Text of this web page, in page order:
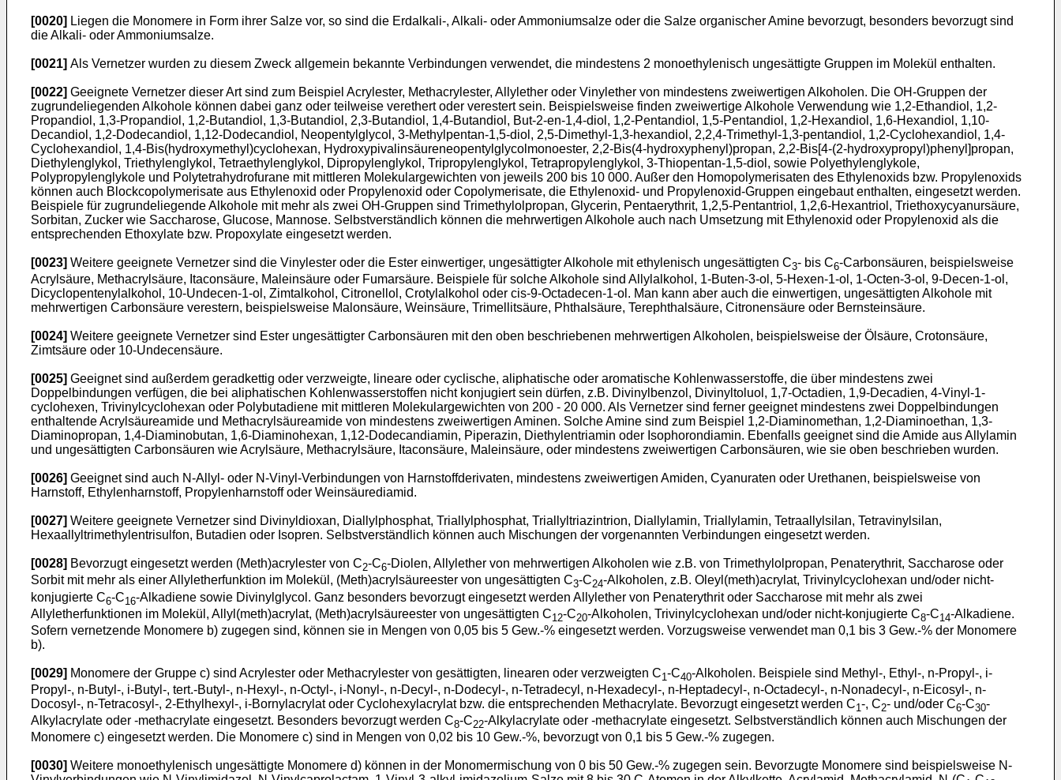
[0020] Liegen die Monomere in Form ihrer Salze vor, so sind die Erdalkali-, Alkali- oder Ammoniumsalze oder die Salze organischer Amine bevorzugt, besonders bevorzugt sind
die Alkali- oder Ammoniumsalze.
[0021] Als Vernetzer wurden zu diesem Zweck allgemein bekannte Verbindungen verwendet, die mindestens 2 monoethylenisch ungesättigte Gruppen im Molekül enthalten.
[0022] Geeignete Vernetzer dieser Art sind zum Beispiel Acrylester, Methacrylester, Allylether oder Vinylether von mindestens zweiwertigen Alkoholen. Die OH-Gruppen der
zugrundeliegenden Alkohole können dabei ganz oder teilweise verethert oder verestert sein. Beispielsweise finden zweiwertige Alkohole Verwendung wie 1,2-Ethandiol, 1,2-
Propandiol, 1,3-Propandiol, 1,2-Butandiol, 1,3-Butandiol, 2,3-Butandiol, 1,4-Butandiol, But-2-en-1,4-diol, 1,2-Pentandiol, 1,5-Pentandiol, 1,2-Hexandiol, 1,6-Hexandiol, 1,10-
Decandiol, 1,2-Dodecandiol, 1,12-Dodecandiol, Neopentylglycol, 3-Methylpentan-1,5-diol, 2,5-Dimethyl-1,3-hexandiol, 2,2,4-Trimethyl-1,3-pentandiol, 1,2-Cyclohexandiol, 1,4-
Cyclohexandiol, 1,4-Bis(hydroxymethyl)cyclohexan, Hydroxypivalinsäureneopentylglycolmonoester, 2,2-Bis(4-hydroxyphenyl)propan, 2,2-Bis[4-(2-hydroxypropyl)phenyl]propan,
Diethylenglykol, Triethylenglykol, Tetraethylenglykol, Dipropylenglykol, Tripropylenglykol, Tetrapropylenglykol, 3-Thiopentan-1,5-diol, sowie Polyethylenglykole,
Polypropylenglykole und Polytetrahydrofurane mit mittleren Molekulargewichten von jeweils 200 bis 10 000. Außer den Homopolymerisaten des Ethylenoxids bzw. Propylenoxids
können auch Blockcopolymerisate aus Ethylenoxid oder Propylenoxid oder Copolymerisate, die Ethylenoxid- und Propylenoxid-Gruppen eingebaut enthalten, eingesetzt werden.
Beispiele für zugrundeliegende Alkohole mit mehr als zwei OH-Gruppen sind Trimethylolpropan, Glycerin, Pentaerythrit, 1,2,5-Pentantriol, 1,2,6-Hexantriol, Triethoxycyanursäure,
Sorbitan, Zucker wie Saccharose, Glucose, Mannose. Selbstverständlich können die mehrwertigen Alkohole auch nach Umsetzung mit Ethylenoxid oder Propylenoxid als die
entsprechenden Ethoxylate bzw. Propoxylate eingesetzt werden.
[0023] Weitere geeignete Vernetzer sind die Vinylester oder die Ester einwertiger, ungesättigter Alkohole mit ethylenisch ungesättigten C3- bis C6-Carbonsäuren, beispielsweise
Acrylsäure, Methacrylsäure, Itaconsäure, Maleinsäure oder Fumarsäure. Beispiele für solche Alkohole sind Allylalkohol, 1-Buten-3-ol, 5-Hexen-1-ol, 1-Octen-3-ol, 9-Decen-1-ol,
Dicyclopentenylalkohol, 10-Undecen-1-ol, Zimtalkohol, Citronellol, Crotylalkohol oder cis-9-Octadecen-1-ol. Man kann aber auch die einwertigen, ungesättigten Alkohole mit
mehrwertigen Carbonsäure verestern, beispielsweise Malonsäure, Weinsäure, Trimellitsäure, Phthalsäure, Terephthalsäure, Citronensäure oder Bernsteinsäure.
[0024] Weitere geeignete Vernetzer sind Ester ungesättigter Carbonsäuren mit den oben beschriebenen mehrwertigen Alkoholen, beispielsweise der Ölsäure, Crotonsäure,
Zimtsäure oder 10-Undecensäure.
[0025] Geeignet sind außerdem geradkettig oder verzweigte, lineare oder cyclische, aliphatische oder aromatische Kohlenwasserstoffe, die über mindestens zwei
Doppelbindungen verfügen, die bei aliphatischen Kohlenwasserstoffen nicht konjugiert sein dürfen, z.B. Divinylbenzol, Divinyltoluol, 1,7-Octadien, 1,9-Decadien, 4-Vinyl-1-
cyclohexen, Trivinylcyclohexan oder Polybutadiene mit mittleren Molekulargewichten von 200 - 20 000. Als Vernetzer sind ferner geeignet mindestens zwei Doppelbindungen
enthaltende Acrylsäureamide und Methacrylsäureamide von mindestens zweiwertigen Aminen. Solche Amine sind zum Beispiel 1,2-Diaminomethan, 1,2-Diaminoethan, 1,3-
Diaminopropan, 1,4-Diaminobutan, 1,6-Diaminohexan, 1,12-Dodecandiamin, Piperazin, Diethylentriamin oder Isophorondiamin. Ebenfalls geeignet sind die Amide aus Allylamin
und ungesättigten Carbonsäuren wie Acrylsäure, Methacrylsäure, Itaconsäure, Maleinsäure, oder mindestens zweiwertigen Carbonsäuren, wie sie oben beschrieben wurden.
[0026] Geeignet sind auch N-Allyl- oder N-Vinyl-Verbindungen von Harnstoffderivaten, mindestens zweiwertigen Amiden, Cyanuraten oder Urethanen, beispielsweise von
Harnstoff, Ethylenharnstoff, Propylenharnstoff oder Weinsäurediamid.
[0027] Weitere geeignete Vernetzer sind Divinyldioxan, Diallylphosphat, Triallylphosphat, Triallyltriazintrion, Diallylamin, Triallylamin, Tetraallylsilan, Tetravinylsilan,
Hexaallyltrimethylentrisulfon, Butadien oder Isopren. Selbstverständlich können auch Mischungen der vorgenannten Verbindungen eingesetzt werden.
[0028] Bevorzugt eingesetzt werden (Meth)acrylester von C2-C6-Diolen, Allylether von mehrwertigen Alkoholen wie z.B. von Trimethylolpropan, Penaterythrit, Saccharose oder
Sorbit mit mehr als einer Allyletherfunktion im Molekül, (Meth)acrylsäureester von ungesättigten C3-C24-Alkoholen, z.B. Oleyl(meth)acrylat, Trivinylcyclohexan und/oder nicht-
konjugierte C6-C16-Alkadiene sowie Divinylglycol. Ganz besonders bevorzugt eingesetzt werden Allylether von Penaterythrit oder Saccharose mit mehr als zwei
Allyletherfunktionen im Molekül, Allyl(meth)acrylat, (Meth)acrylsäureester von ungesättigten C12-C20-Alkoholen, Trivinylcyclohexan und/oder nicht-konjugierte C8-C14-Alkadiene.
Sofern vernetzende Monomere b) zugegen sind, können sie in Mengen von 0,05 bis 5 Gew.-% eingesetzt werden. Vorzugsweise verwendet man 0,1 bis 3 Gew.-% der Monomere
b).
[0029] Monomere der Gruppe c) sind Acrylester oder Methacrylester von gesättigten, linearen oder verzweigten C1-C40-Alkoholen. Beispiele sind Methyl-, Ethyl-, n-Propyl-, i-
Propyl-, n-Butyl-, i-Butyl-, tert.-Butyl-, n-Hexyl-, n-Octyl-, i-Nonyl-, n-Decyl-, n-Dodecyl-, n-Tetradecyl, n-Hexadecyl-, n-Heptadecyl-, n-Octadecyl-, n-Nonadecyl-, n-Eicosyl-, n-
Docosyl-, n-Tetracosyl-, 2-Ethylhexyl-, i-Bornylacrylat oder Cyclohexylacrylat bzw. die entsprechenden Methacrylate. Bevorzugt eingesetzt werden C1-, C2- und/oder C6-C30-
Alkylacrylate oder -methacrylate eingesetzt. Besonders bevorzugt werden C8-C22-Alkylacrylate oder -methacrylate eingesetzt. Selbstverständlich können auch Mischungen der
Monomere c) eingesetzt werden. Die Monomere c) sind in Mengen von 0,02 bis 10 Gew.-%, bevorzugt von 0,1 bis 5 Gew.-% zugegen.
[0030] Weitere monoethylenisch ungesättigte Monomere d) können in der Monomermischung von 0 bis 50 Gew.-% zugegen sein. Bevorzugte Monomere sind beispielsweise N-